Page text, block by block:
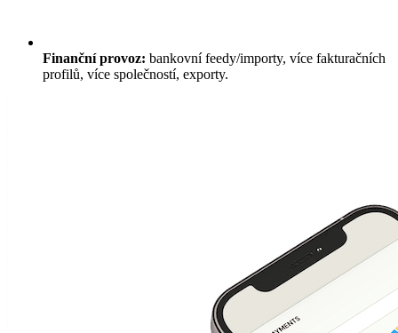
Finanční provoz: bankovní feedy/importy, více fakturačních
profilů, více společností, exporty.